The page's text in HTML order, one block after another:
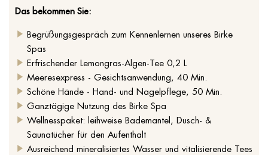
Das bekommen Sie:
Begrüßungsgespräch zum Kennenlernen unseres Birke
Spas
Erfrischender Lemongras-Algen-Tee 0,2 L
Meeresexpress - Gesichtsanwendung, 40 Min.
Schöne Hände - Hand- und Nagelpflege, 50 Min.
Ganztägige Nutzung des Birke Spa
Wellnesspaket: leihweise Bademantel, Dusch- &
Saunatücher für den Aufenthalt
Ausreichend mineralisiertes Wasser und vitalisierende Tees